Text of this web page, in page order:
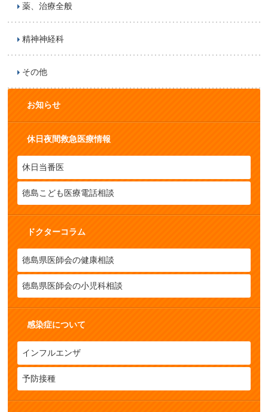
薬、治療全般
精神神経科
その他
お知らせ
休日夜間救急医療情報
休日当番医
徳島こども医療電話相談
ドクターコラム
徳島県医師会の健康相談
徳島県医師会の小児科相談
感染症について
インフルエンザ
予防接種